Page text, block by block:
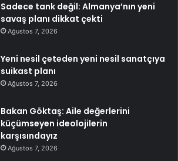
Sadece tank değil: Almanya’nın yeni
savaş planı dikkat çekti
Ağustos 7, 2026
Yeni nesil çeteden yeni nesil sanatçıya
suikast planı
Ağustos 7, 2026
Bakan Göktaş: Aile değerlerini
küçümseyen ideolojilerin
karşısındayız
Ağustos 7, 2026